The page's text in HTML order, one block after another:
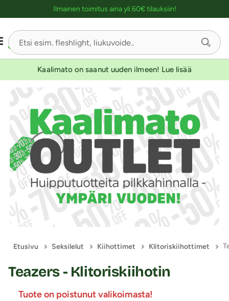
Ilmainen toimitus aina yli 60€ tilauksiin!
Kaalimato on saanut uuden ilmeen! Lue lisää
Etusivu Seksilelut Kiihottimet Klitoriskiihottimet
Teazers - Klitoriskiihotin
Tuote on poistunut valikoimasta!